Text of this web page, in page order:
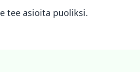
tee asioita puoliksi.